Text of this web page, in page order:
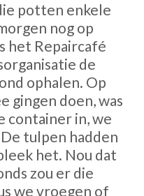
potten enkele
nog op
het Repaircafé
de
ophalen. Op
gingen doen, was
container in, we
De tulpen hadden
het. Nou dat
zou er die
we vroegen of